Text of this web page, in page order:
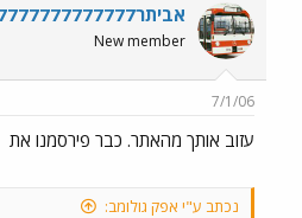
אביתר777777777777777
New member
7/1/06
עזוב אותך מהאתר. כבר פירסמנו את
נכתב ע"י אפק גולומב: